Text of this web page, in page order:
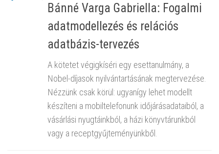
Bánné Varga Gabriella: Fogalmi
adatmodellezés és relációs
adatbázis-tervezés
A kötetet végigkíséri egy esettanulmány, a
Nobel-díjasok nyilvántartásának megtervezése.
Nézzünk csak körül: ugyanígy lehet modellt
készíteni a mobiltelefonunk időjárásadataiból, a
vásárlási nyugtáinkból, a házi könyvtárunkból
vagy a receptgyűjteményünkből.